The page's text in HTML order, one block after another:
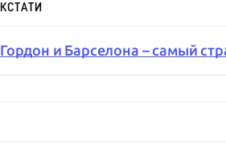
КСТАТИ
Гордон и Барселона – самый